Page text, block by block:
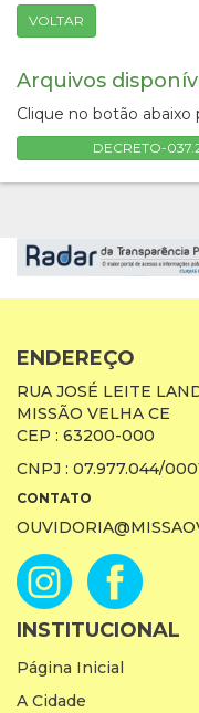
VOLTAR
Arquivos
Clique no botão abaixo
DECRETO-
ENDEREÇO
RUA JOSÉ LEITE
MISSÃO VELHA CE
CEP : 63200-000
CNPJ : 07.977.044/
CONTATO
INSTITUCIONAL
Página Inicial
A Cidade